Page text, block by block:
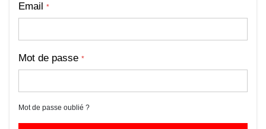
Email
Mot de passe
Mot de passe oublié ?